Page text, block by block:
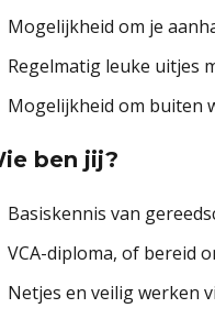
Mogelijkheid om je
Regelmatig leuke uitjes
Mogelijkheid om buiten
ben jij?
Basiskennis van
VCA-diploma, of bereid
Netjes en veilig werken